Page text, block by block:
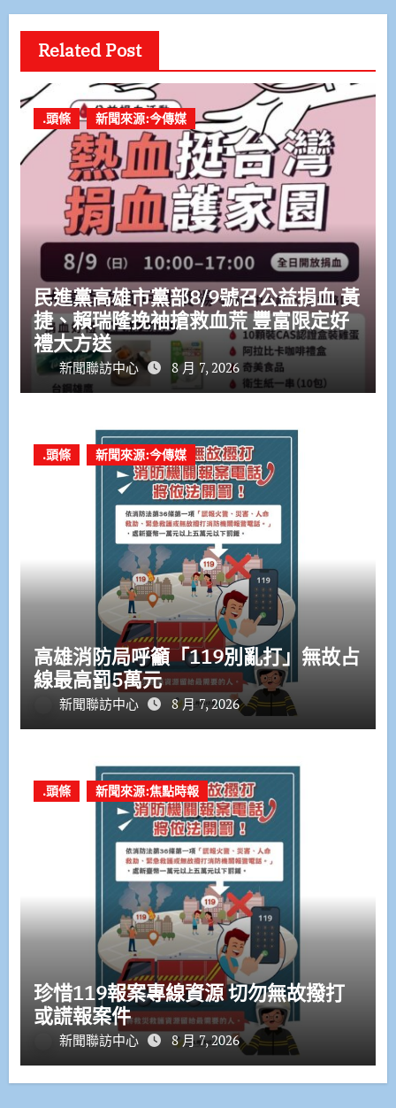
Related Post
.頭條 新聞來源:今傳媒
民進黨高雄市黨部8/9號召公益捐血 黃
捷、賴瑞隆挽袖搶救血荒 豐富限定好
禮大方送
新聞聯訪中心 8 月 7, 2026
.頭條 新聞來源:今傳媒
高雄消防局呼籲「119別亂打」無故占
線最高罰5萬元
新聞聯訪中心 8 月 7, 2026
.頭條 新聞來源:焦點時報
珍惜119報案專線資源 切勿無故撥打
或謊報案件
新聞聯訪中心 8 月 7, 2026